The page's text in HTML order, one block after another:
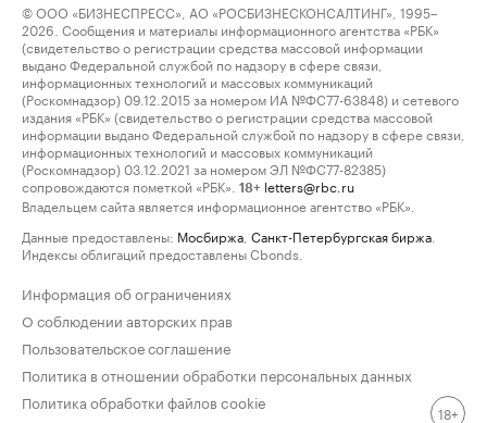
© ООО «БИЗНЕСПРЕСС», АО «РОСБИЗНЕСКОНСАЛТИНГ», 1995–
2026. Сообщения и материалы информационного агентства «РБК»
(свидетельство о регистрации средства массовой информации
выдано Федеральной службой по надзору в сфере связи,
информационных технологий и массовых коммуникаций
(Роскомнадзор) 09.12.2015 за номером ИА №ФС77-63848) и сетевого
издания «РБК» (свидетельство о регистрации средства массовой
информации выдано Федеральной службой по надзору в сфере связи,
информационных технологий и массовых коммуникаций
(Роскомнадзор) 03.12.2021 за номером ЭЛ №ФС77-82385)
сопровождаются пометкой «РБК».
18+ letters@rbc.ru
Владельцем сайта является информационное агентство «РБК».
Данные предоставлены: Мосбиржа Санкт-Петербургская биржа
Индексы облигаций предоставлены Cbonds.
Информация об ограничениях
О соблюдении авторских прав
Пользовательское соглашение
Политика в отношении обработки персональных данных
Политика обработки файлов cookie
18+